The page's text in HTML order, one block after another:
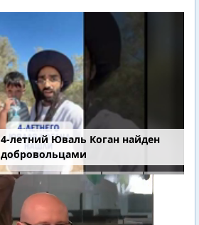
4-летний Юваль Коган найден
добровольцами